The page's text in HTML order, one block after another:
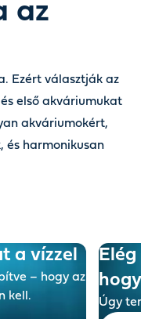
az
Ezért választják az
első akváriumukat
akváriumokért,
és harmonikusan
a vízzel
– hogy az
kell.
Elég
Úgy